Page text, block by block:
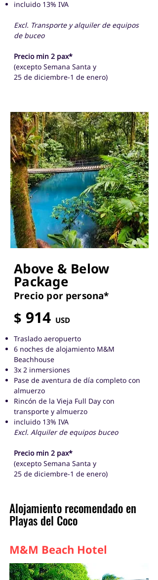
incluido 13% IVA
Excl. Transporte y alquiler de equipos
de buceo
Precio min 2 pax*
(excepto Semana Santa y
25 de diciembre-1 de enero)
Above & Below
Package
Precio por persona*
Traslado aeropuerto
6 noches de alojamiento M&M
Beachhouse
3x 2 inmersiones
Pase de aventura de día completo con
almuerzo
Rincón de la Vieja Full Day con
transporte y almuerzo
incluido 13% IVA
Excl. Alquiler de equipos buceo
Precio min 2 pax*
(excepto Semana Santa y
25 de diciembre-1 de enero)
$ 914 USD
Alojamiento recomendado en
Playas del Coco
M&M Beach Hotel